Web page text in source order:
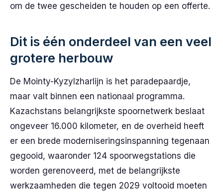
om de twee gescheiden te houden op een offerte.
Dit is één onderdeel van een veel
grotere herbouw
De Mointy-Kyzylzharlijn is het paradepaardje,
maar valt binnen een nationaal programma.
Kazachstans belangrijkste spoornetwerk beslaat
ongeveer 16.000 kilometer, en de overheid heeft
er een brede moderniseringsinspanning tegenaan
gegooid, waaronder 124 spoorwegstations die
worden gerenoveerd, met de belangrijkste
werkzaamheden die tegen 2029 voltooid moeten